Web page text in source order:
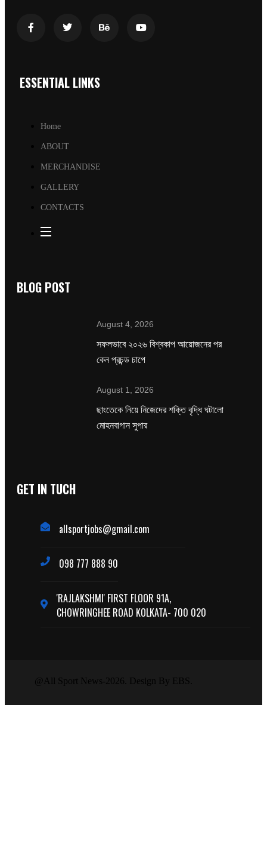
ESSENTIAL LINKS
Home
ABOUT
MERCHANDISE
GALLERY
CONTACTS
BLOG POST
August 4, 2026
সফলভাবে ২০২৬ বিশ্বকাপ আয়োজনের পর
কেন প্রচন্ড চাপে
August 1, 2026
ছাংতেকে নিয়ে নিজেদের শক্তি বৃদ্ধি ঘটালো
মোহনবাগান সুপার
GET IN TUCH
allsportjobs@gmail.com
098 777 888 90
'RAJLAKSHMI' FIRST FLOOR 91A,
CHOWRINGHEE ROAD KOLKATA- 700 020
@All Sport News-2026. Design By EBS.